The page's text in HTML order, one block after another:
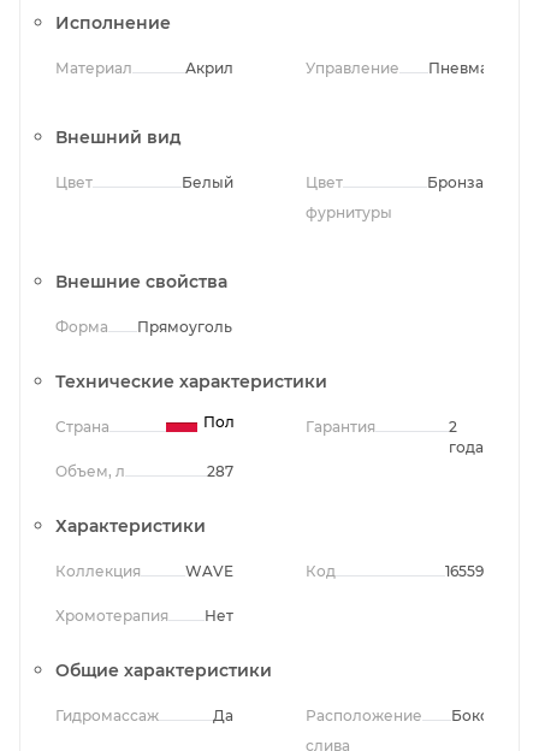
Исполнение
Материал Акрил Управление
Внешний вид
Цвет Белый
Цвет
фурнитуры
Бронза
Внешние свойства
Форма Прямоугольная
Технические характеристики
Страна Польша
Объем, л 287
Гарантия
2
года
Характеристики
Коллекция WAVE
Хромотерапия Нет
Код 16559
Общие характеристики
Гидромассаж Да
Расположение
слива
Боковое